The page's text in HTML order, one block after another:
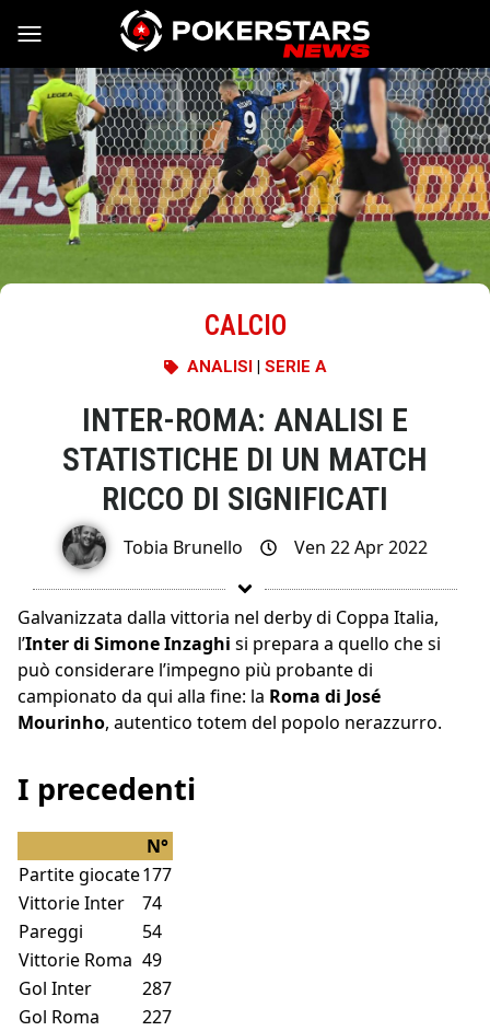
Vai al contenuto
CALCIO
ANALISI| SERIE A
INTER-ROMA: ANALISI E
STATISTICHE DI UN MATCH
RICCO DI SIGNIFICATI
Tobia Brunello Ven 22 Apr 2022
Galvanizzata dalla vittoria nel derby di Coppa Italia,
l’Inter di Simone Inzaghi si prepara a quello che si
può considerare l’impegno più probante di
campionato da qui alla fine: la Roma di José
Mourinho, autentico totem del popolo nerazzurro.
I precedenti
N°
Partite giocate177
Vittorie Inter
74
Pareggi
54
Vittorie Roma 49
Gol Inter
287
Gol Roma
227